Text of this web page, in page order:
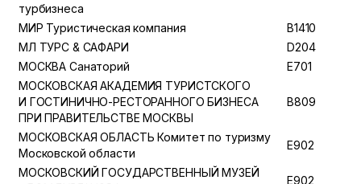
турбизнеса
МИР Туристическая компания
B1410
МЛ ТУРС & САФАРИ
D204
МОСКВА Санаторий
E701
МОСКОВСКАЯ АКАДЕМИЯ ТУРИСТСКОГО
И ГОСТИНИЧНО-РЕСТОРАННОГО БИЗНЕСА
ПРИ ПРАВИТЕЛЬСТВЕ МОСКВЫ
B809
МОСКОВСКАЯ ОБЛАСТЬ Комитет по туризму
Московской области
E902
МОСКОВСКИЙ ГОСУДАРСТВЕННЫЙ МУЗЕЙ
E902